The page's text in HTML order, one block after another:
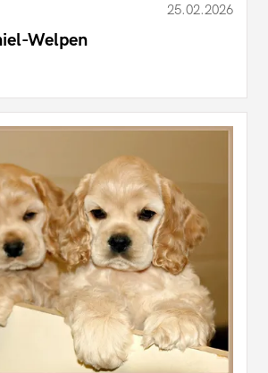
25.02.2026
Welpen